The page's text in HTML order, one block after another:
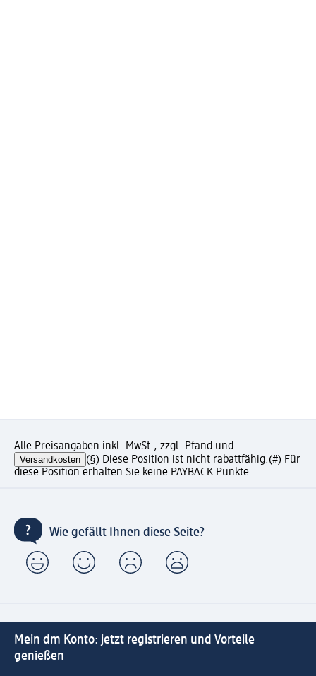
Alle Preisangaben inkl. MwSt., zzgl. Pfand und
Versandkosten (§) Diese Position ist nicht rabattfähig.(#) Für
diese Position erhalten Sie keine PAYBACK Punkte.
Wie gefällt Ihnen diese Seite?
Mein dm Konto: jetzt registrieren und Vorteile
genießen